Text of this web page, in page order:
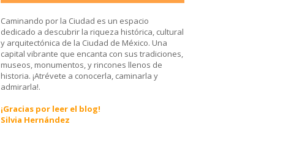
Caminando por la Ciudad es un espacio
dedicado a descubrir la riqueza histórica, cultural
y arquitectónica de la Ciudad de México. Una
capital vibrante que encanta con sus tradiciones,
museos, monumentos, y rincones llenos de
historia. ¡Atrévete a conocerla, caminarla y
admirarla!.
¡Gracias por leer el blog!
Silvia Hernández